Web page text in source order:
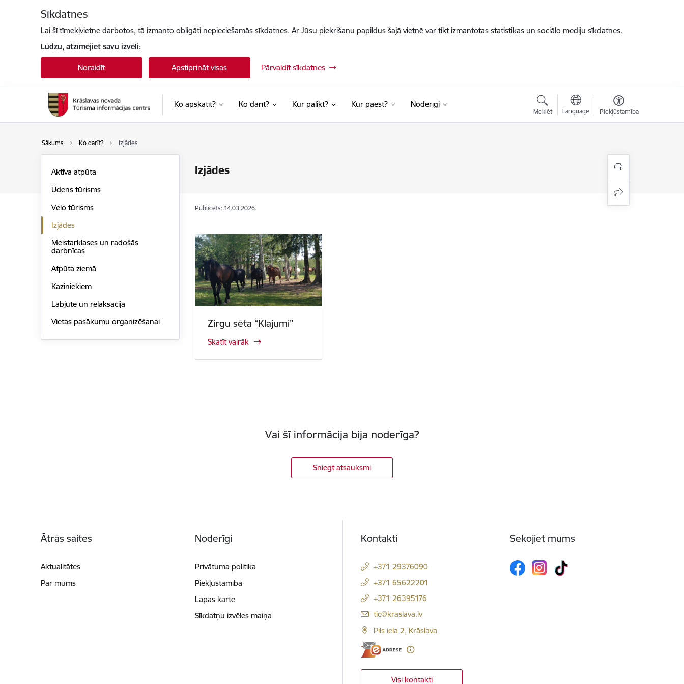
Sīkdatnes
Lai šī tīmekļvietne darbotos, tā izmanto obligāti nepieciešamās sīkdatnes. Ar Jūsu piekrišanu papildus šajā vietnē var tikt izmantotas statistikas un sociālo mediju sīkdatnes.
Lūdzu, atzīmējiet savu izvēli:
Noraidīt Apstiprināt visas Pārvaldīt sīkdatnes
Ko apskatīt? Ko darīt? Kur palikt? Kur paēst? Noderīgi
Meklēt Language Piekļūstamība
Sākums Ko darīt? Izjādes
Izjādes
Aktīva atpūta
Ūdens tūrisms
Velo tūrisms
Izjādes
Meistarklases un radošās
darbnīcas
Atpūta ziemā
Kāziniekiem
Labjūte un relaksācija
Vietas pasākumu organizēšanai
Publicēts: 14.03.2026.
Zirgu sēta “Klajumi”
Skatīt vairāk
Vai šī informācija bija noderīga?
Sniegt atsauksmi
Ātrās saites
Aktualitātes
Par mums
Noderīgi
Privātuma politika
Piekļūstamība
Lapas karte
Sīkdatņu izvēles maiņa
Kontakti
+371 29376090
+371 65622201
+371 26395176
E-pasts:
tic@kraslava.lv
Pils iela 2, Krāslava
Visi kontakti
Sekojiet mums